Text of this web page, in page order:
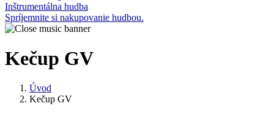
Inštrumentálna hudba
Spríjemnite si nakupovanie hudbou.
Kečup GV
Úvod
Kečup GV